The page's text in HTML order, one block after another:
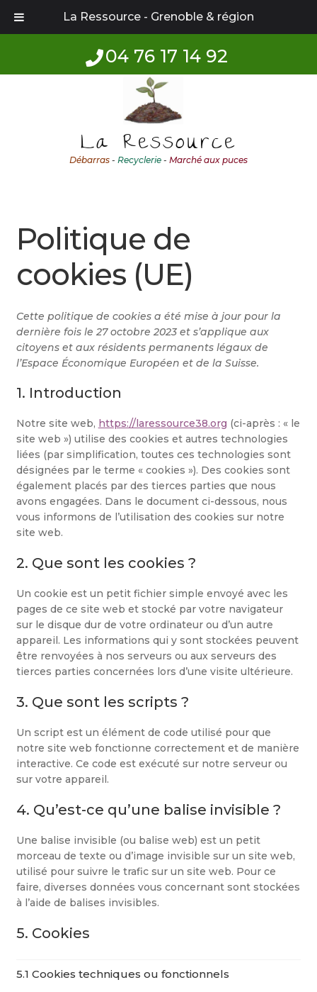
La Ressource - Grenoble & région
04 76 17 14 92
La Ressource
Débarras - Recyclerie - Marché aux puces
Politique de
cookies (UE)
Cette politique de cookies a été mise à jour pour la
dernière fois le 27 octobre 2023 et s’applique aux
citoyens et aux résidents permanents légaux de
l’Espace Économique Européen et de la Suisse.
1. Introduction
Notre site web, https://laressource38.org (ci-après : « le
site web ») utilise des cookies et autres technologies
liées (par simplification, toutes ces technologies sont
désignées par le terme « cookies »). Des cookies sont
également placés par des tierces parties que nous
avons engagées. Dans le document ci-dessous, nous
vous informons de l’utilisation des cookies sur notre
site web.
2. Que sont les cookies ?
Un cookie est un petit fichier simple envoyé avec les
pages de ce site web et stocké par votre navigateur
sur le disque dur de votre ordinateur ou d’un autre
appareil. Les informations qui y sont stockées peuvent
être renvoyées à nos serveurs ou aux serveurs des
tierces parties concernées lors d’une visite ultérieure.
3. Que sont les scripts ?
Un script est un élément de code utilisé pour que
notre site web fonctionne correctement et de manière
interactive. Ce code est exécuté sur notre serveur ou
sur votre appareil.
4. Qu’est-ce qu’une balise invisible ?
Une balise invisible (ou balise web) est un petit
morceau de texte ou d’image invisible sur un site web,
utilisé pour suivre le trafic sur un site web. Pour ce
faire, diverses données vous concernant sont stockées
à l’aide de balises invisibles.
5. Cookies
5.1 Cookies techniques ou fonctionnels